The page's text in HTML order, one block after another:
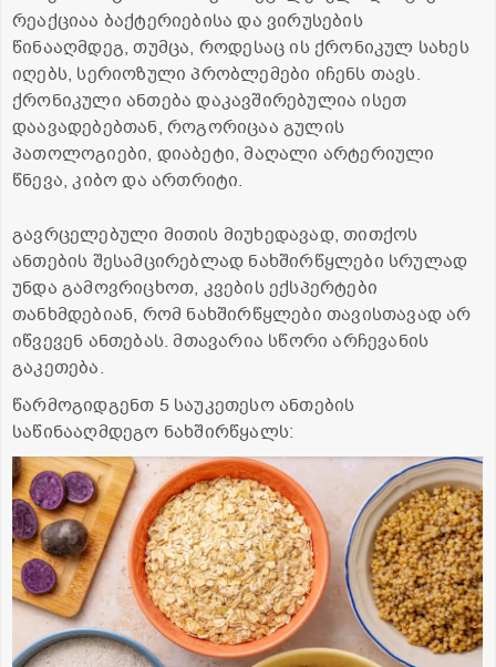
რეაქციაა ბაქტერიებისა და ვირუსების
წინააღმდეგ, თუმცა, როდესაც ის ქრონიკულ სახეს
იღებს, სერიოზული პრობლემები იჩენს თავს.
ქრონიკული ანთება დაკავშირებულია ისეთ
დაავადებებთან, როგორიცაა გულის
პათოლოგიები, დიაბეტი, მაღალი არტერიული
წნევა, კიბო და ართრიტი.
გავრცელებული მითის მიუხედავად, თითქოს
ანთების შესამცირებლად ნახშირწყლები სრულად
უნდა გამოვრიცხოთ, კვების ექსპერტები
თანხმდებიან, რომ ნახშირწყლები თავისთავად არ
იწვევენ ანთებას. მთავარია სწორი არჩევანის
გაკეთება.
წარმოგიდგენთ 5 საუკეთესო ანთების
საწინააღმდეგო ნახშირწყალს: